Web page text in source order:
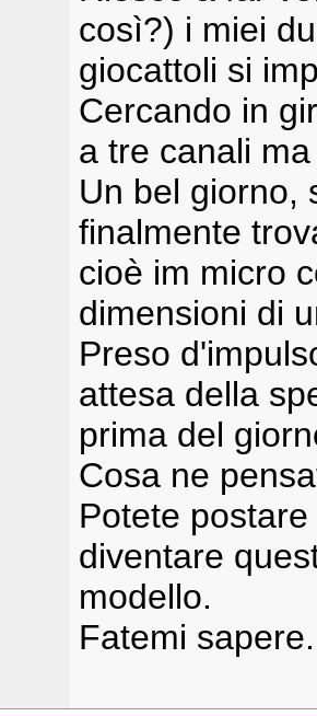
così?) i miei
giocattoli si
Cercando in
a tre canali
Un bel giorno,
finalmente
cioè im micro
dimensioni di
Preso
attesa della
prima del
Cosa ne
Potete
diventare
modello.
Fatemi